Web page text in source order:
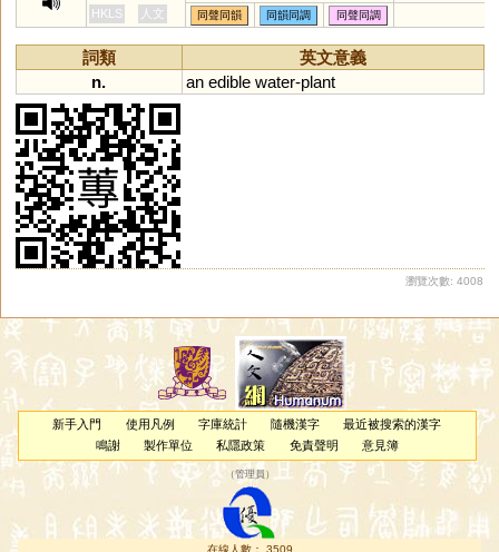
HKLS 人文 同聲同韻 同韻同調 同聲同調
詞類
英文意義
n.
an edible water-plant
瀏覽次數: 4008
新手入門 使用凡例 字庫統計 隨機漢字
最近被搜索的漢字
鳴謝
製作單位 私隱政策 免責聲明 意見簿
（管理員 ）
在線人數： 3509